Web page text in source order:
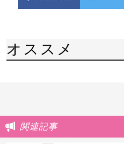
オススメ
関連記事